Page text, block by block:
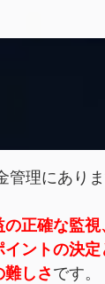
理にありま
の正確な監視
ントの決
しさ です。